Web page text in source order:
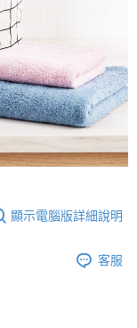
顯示電腦版詳細說明
客服